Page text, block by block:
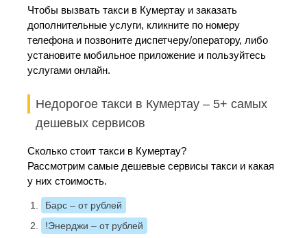
Чтобы вызвать такси в Кумертау и заказать
дополнительные услуги, кликните по номеру
телефона и позвоните диспетчеру/оператору, либо
установите мобильное приложение и пользуйтесь
услугами онлайн.
Недорогое такси в Кумертау – 5+ самых
дешевых сервисов
Сколько стоит такси в Кумертау?
Рассмотрим самые дешевые сервисы такси и какая
у них стоимость.
Барс – от рублей
!Энерджи – от рублей